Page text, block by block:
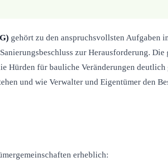
gehört zu den anspruchsvollsten Aufgaben
zur Herausforderung. Die
Hürden für bauliche Veränderungen
und wie Verwalter und Eigentümer den
erheblich: